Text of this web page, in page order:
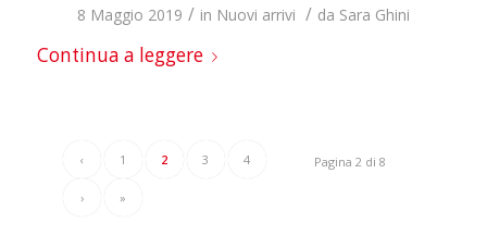
8 Maggio 2019 / in Nuovi arrivi / da Sara Ghini
Continua a leggere
Pagina 2 di 8
‹ 1 2 3 4
› »